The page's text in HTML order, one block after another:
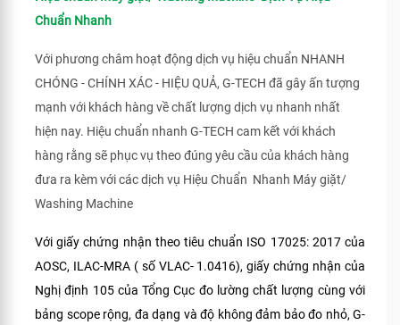
Chuẩn Nhanh
Với phương châm hoạt động dịch vụ hiệu chuẩn NHANH
CHÓNG - CHÍNH XÁC - HIỆU QUẢ, G-TECH đã gây ấn tượng
mạnh với khách hàng về chất lượng dịch vụ nhanh nhất
hiện nay. Hiệu chuẩn nhanh G-TECH cam kết với khách
hàng rằng sẽ phục vụ theo đúng yêu cầu của khách hàng
đưa ra kèm với các dịch vụ Hiệu Chuẩn Nhanh Máy giặt/
Washing Machine
Với giấy chứng nhận theo tiêu chuẩn ISO 17025: 2017 của
AOSC, ILAC-MRA ( số VLAC- 1.0416), giấy chứng nhận của
Nghị định 105 của Tổng Cục đo lường chất lượng cùng với
bảng scope rộng, đa dạng và độ không đảm bảo đo nhỏ, G-